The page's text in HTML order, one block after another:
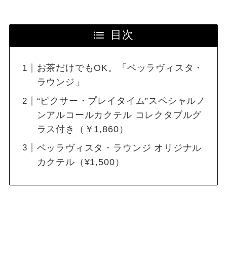
目次
お茶だけでもOK。「ベッラヴィスタ・
ラウンジ」
“ピクサー・プレイタイム”スペシャルノ
ンアルコールカクテル コレクタブルグ
ラス付き（￥1,860）
ベッラヴィスタ・ラウンジ オリジナル
カクテル（¥1,500）